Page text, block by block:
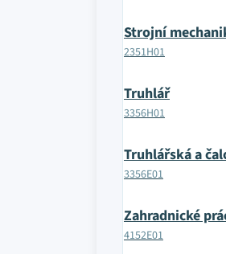
Strojní
2351H01
Truhlář
3356H01
Truhlářská a
3356E01
Zahradnické
4152E01